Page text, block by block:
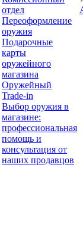
отдел
Переоформление
оружия
Подарочные
карты
оружейного
магазина
Оружейный
Trade-in
Выбор оружия в
магазине:
профессиональная
помощь и
консультация от
наших продавцов